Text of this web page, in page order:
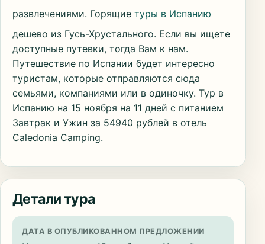
развлечениями. Горящие туры в Испанию
дешево из Гусь-Хрустального. Если вы ищете
доступные путевки, тогда Вам к нам.
Путешествие по Испании будет интересно
туристам, которые отправляются сюда
семьями, компаниями или в одиночку. Тур в
Испанию на 15 ноября на 11 дней с питанием
Завтрак и Ужин за 54940 рублей в отель
Caledonia Camping.
Детали тура
ДАТА В ОПУБЛИКОВАННОМ ПРЕДЛОЖЕНИИ